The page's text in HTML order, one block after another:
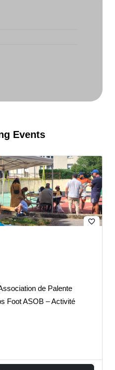
Events
favorite_border
de Palente
Foot ASOB – Activité